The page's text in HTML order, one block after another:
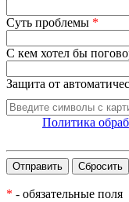
Суть проблемы *
С кем хотел бы
Защита от
Политика
* - обязательные поля